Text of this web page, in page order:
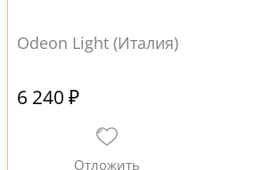
Odeon Light (Италия)
6 240 ₽